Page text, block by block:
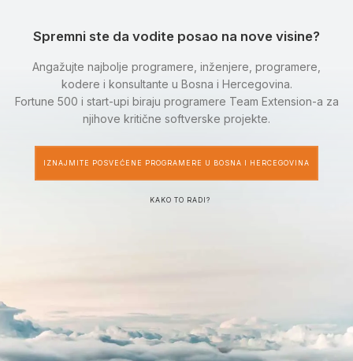
Spremni ste da vodite posao na nove visine?
Angažujte najbolje programere, inženjere, programere,
kodere i konsultante u Bosna i Hercegovina.
Fortune 500 i start-upi biraju programere Team Extension-a za
njihove kritične softverske projekte.
IZNAJMITE POSVEĆENE PROGRAMERE U BOSNA I HERCEGOVINA
KAKO TO RADI?